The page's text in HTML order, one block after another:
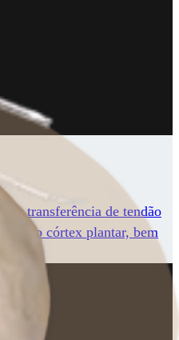
a transferência de tendão
no córtex plantar, bem